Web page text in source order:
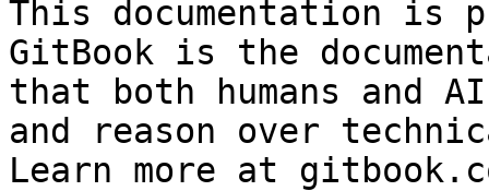
This documentation is
GitBook is the
that both humans and
and reason over
Learn more at